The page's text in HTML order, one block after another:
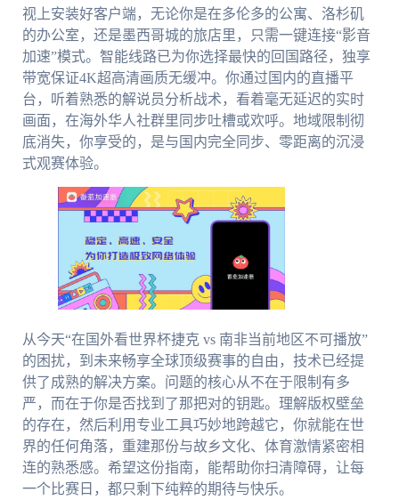
视上安装好客户端，无论你是在多伦多的公寓、洛杉矶
的办公室，还是墨西哥城的旅店里，只需一键连接“影音
加速”模式。智能线路已为你选择最快的回国路径，独享
带宽保证4K超高清画质无缓冲。你通过国内的直播平
台，听着熟悉的解说员分析战术，看着毫无延迟的实时
画面，在海外华人社群里同步吐槽或欢呼。地域限制彻
底消失，你享受的，是与国内完全同步、零距离的沉浸
式观赛体验。
从今天“在国外看世界杯捷克 vs 南非当前地区不可播放”
的困扰，到未来畅享全球顶级赛事的自由，技术已经提
供了成熟的解决方案。问题的核心从不在于限制有多
严，而在于你是否找到了那把对的钥匙。理解版权壁垒
的存在，然后利用专业工具巧妙地跨越它，你就能在世
界的任何角落，重建那份与故乡文化、体育激情紧密相
连的熟悉感。希望这份指南，能帮助你扫清障碍，让每
一个比赛日，都只剩下纯粹的期待与快乐。